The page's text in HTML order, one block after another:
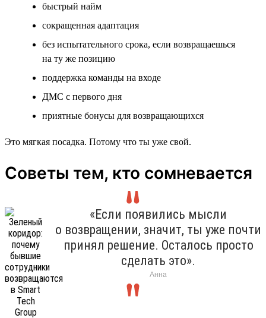
быстрый найм
сокращенная адаптация
без испытательного срока, если возвращаешься
на ту же позицию
поддержка команды на входе
ДМС с первого дня
приятные бонусы для возвращающихся
Это мягкая посадка. Потому что ты уже свой.
Советы тем, кто сомневается
«Если появились мысли
о возвращении, значит, ты уже почти
принял решение. Осталось просто
сделать это».
Анна